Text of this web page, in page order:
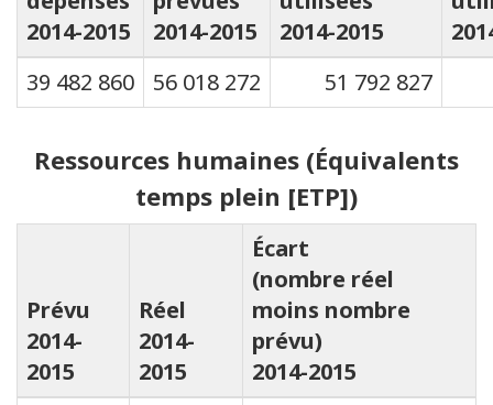
2014-2015
2014-2015
2014-2015
39 482 860
56 018 272 51 792 827
Ressources humaines (Équivalents
temps plein [ETP])
Prévu
2014-
2015
Réel
2014-
2015
Écart
(nombre réel
moins nombre
prévu)
2014-2015